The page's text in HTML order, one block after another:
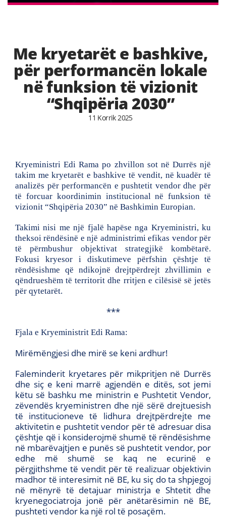
Me kryetarët e bashkive,
për performancën lokale
në funksion të vizionit
“Shqipëria 2030”
11 Korrik 2025
Kryeministri Edi Rama po zhvillon sot në Durrës një
takim me kryetarët e bashkive të vendit, në kuadër të
analizës për performancën e pushtetit vendor dhe për
të forcuar koordinimin institucional në funksion të
vizionit “Shqipëria 2030” në Bashkimin Europian.
Takimi nisi me një fjalë hapëse nga Kryeministri, ku
theksoi rëndësinë e një administrimi efikas vendor për
të përmbushur objektivat strategjikë kombëtarë.
Fokusi kryesor i diskutimeve përfshin çështje të
rëndësishme që ndikojnë drejtpërdrejt zhvillimin e
qëndrueshëm të territorit dhe rritjen e cilësisë së jetës
për qytetarët.
***
Fjala e Kryeministrit Edi Rama:
Mirëmëngjesi dhe mirë se keni ardhur!
Faleminderit kryetares për mikpritjen në Durrës
dhe siç e keni marrë agjendën e ditës, sot jemi
këtu së bashku me ministrin e Pushtetit Vendor,
zëvendës kryeministren dhe një sërë drejtuesish
të institucioneve të lidhura drejtpërdrejte me
aktivitetin e pushtetit vendor për të adresuar disa
çështje që i konsiderojmë shumë të rëndësishme
në mbarëvajtjen e punës së pushtetit vendor, por
edhe më shumë se kaq ne ecurinë e
përgjithshme të vendit për të realizuar objektivin
madhor të interesimit në BE, ku siç do ta shpjegoj
në mënyrë të detajuar ministrja e Shtetit dhe
kryenegociatroja jonë për anëtarësimin në BE,
pushteti vendor ka një rol të posaçëm.